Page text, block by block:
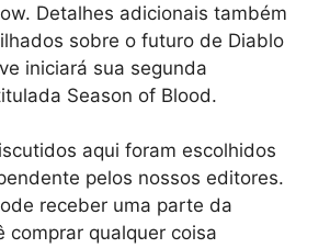
Detalhes adicionais também
sobre o futuro de Diablo
iniciará sua segunda
Season of Blood.
aqui foram escolhidos
pelos nossos editores.
receber uma parte da
comprar qualquer coisa